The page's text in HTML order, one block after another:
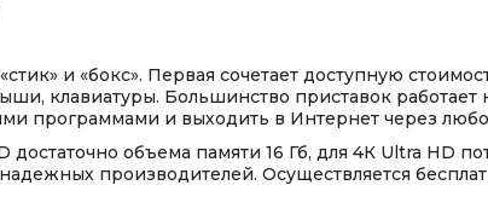
и «бокс». Первая сочетает доступную
клавиатуры. Большинство приставок
программами и выходить в Интернет через
объема памяти 16 Гб, для 4К Ultra HD
производителей. Осуществляется